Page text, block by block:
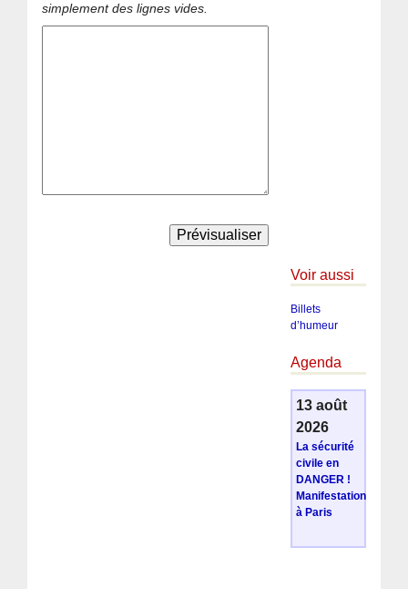
simplement des lignes vides.
Voir aussi
Billets
d’humeur
Agenda
13 août
2026
La sécurité
civile en
DANGER !
Manifestation
à Paris